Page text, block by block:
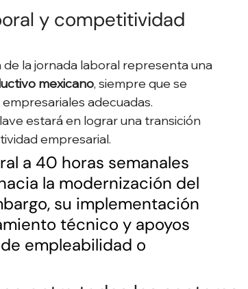
y competitividad
de la jornada laboral representa una
mexicano, siempre que se
adecuadas.
estará en lograr una transición
empresarial.
a 40 horas semanales
la modernización del
su implementación
técnico y apoyos
empleabilidad o